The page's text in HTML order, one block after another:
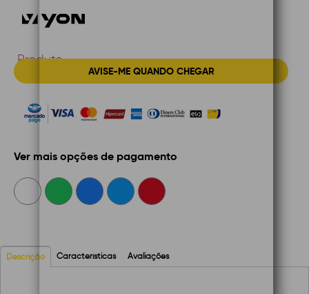
AVISE-ME QUANDO CHEGAR
Produto
Ver mais opções de pagamento
Descrição Características Avaliações